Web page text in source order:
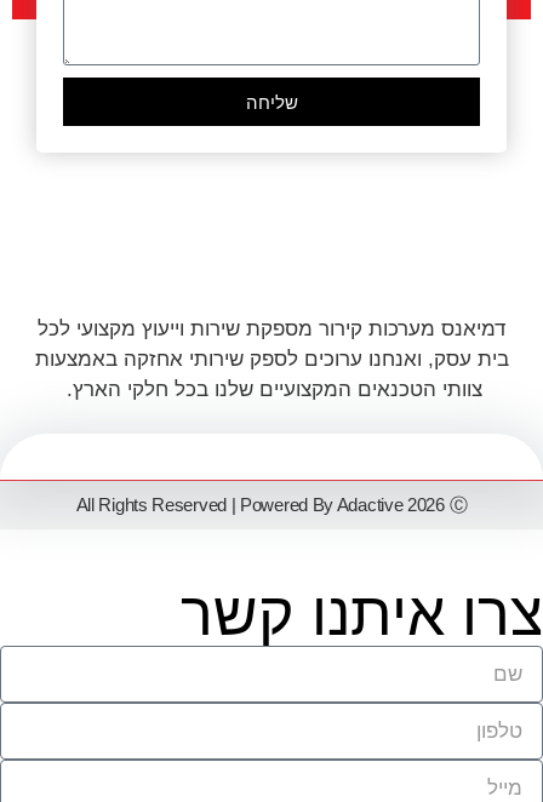
שליחה
דמיאנס מערכות קירור מספקת שירות וייעוץ מקצועי לכל
בית עסק, ואנחנו ערוכים לספק שירותי אחזקה באמצעות
צוותי הטכנאים המקצועיים שלנו בכל חלקי הארץ.
All Rights Reserved | Powered By Adactive 2026 Ⓒ
צרו איתנו קשר